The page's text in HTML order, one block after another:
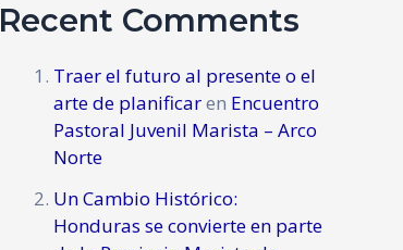
Recent Comments
Traer el futuro al presente o el
arte de planificaren Encuentro
Pastoral Juvenil Marista – Arco
Norte
Un Cambio Histórico:
Honduras se convierte en parte